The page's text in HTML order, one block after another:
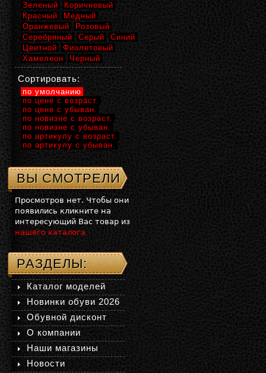
Зеленый
Коричневый
Красный
Медный
Оранжевый
Розовый
Серебряный
Серый
Синий
Цветной
Фиолетовый
Хамелеон
Черный
Сортировать:
по умолчанию
по цене с возраст.
по цене с убыван.
по новизне с возраст.
по новизне с убыван.
по артикулу с возраст.
по артикулу с убыван.
ВЫ СМОТРЕЛИ
Просмотров нет. Чтобы они
появились кликните на
интересующий Вас товар из
нашего каталога
РАЗДЕЛЫ:
Каталог моделей
Новинки обуви 2026
Обувной дисконт
О компании
Наши магазины
Новости